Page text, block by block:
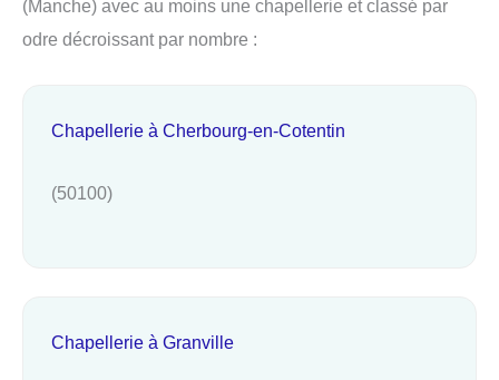
(Manche) avec au moins une chapellerie et classé par
odre décroissant par nombre :
Chapellerie à Cherbourg-en-Cotentin
(50100)
Chapellerie à Granville